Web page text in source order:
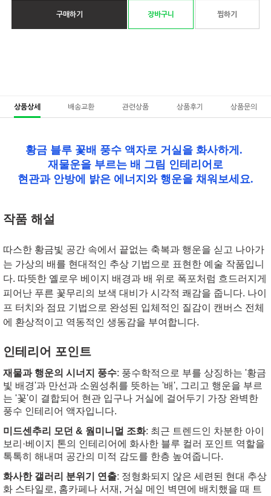
구매하기 장바구니 찜하기
상품상세 배송교환 관련상품 상품후기 상품문의
황금 블루 꽃배 풍수 액자로 거실을 화사하게.
재물운을 부르는 배 그림 인테리어로
현관과 안방에 밝은 에너지와 행운을 채워보세요.
작품 해설
따스한 황금빛 공간 속에서 끝없는 축복과 행운을 싣고 나아가
는 가상의 배를 현대적인 추상 기법으로 표현한 예술 작품입니
다. 따뜻한 옐로우 베이지 배경과 배 위로 폭포처럼 흐드러지게
피어난 푸른 꽃무리의 보색 대비가 시각적 쾌감을 줍니다. 나이
프 터치와 점묘 기법으로 완성된 입체적인 질감이 캔버스 전체
에 환상적이고 역동적인 생동감을 부여합니다.
인테리어 포인트
재물과 행운의 시너지 풍수: 풍수학적으로 부를 상징하는 '황금
빛 배경'과 만선과 소원성취를 뜻하는 '배', 그리고 행운을 부르
는 '꽃'이 결합되어 현관 입구나 거실에 걸어두기 가장 완벽한
풍수 인테리어 액자입니다.
미드센추리 모던 & 웜미니멀 조화: 최근 트렌드인 차분한 아이
보리·베이지 톤의 인테리어에 화사한 블루 컬러 포인트 역할을
톡톡히 해내며 공간의 미적 감도를 한층 높여줍니다.
화사한 갤러리 분위기 연출: 정형화되지 않은 세련된 현대 추상
화 스타일로, 홈카페나 서재, 거실 메인 벽면에 배치했을 때 트